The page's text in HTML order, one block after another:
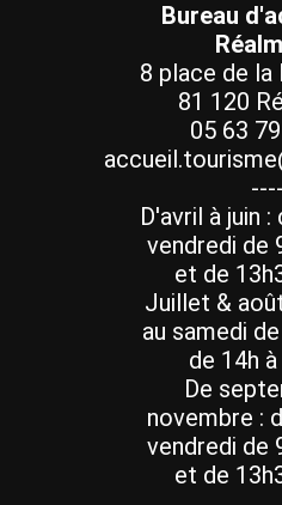
Bureau
8 place de la
81 120
05 63
----
D'avril à juin :
vendredi de
et de
Juillet &
au samedi
de 14h
De
novembre :
vendredi de
et de